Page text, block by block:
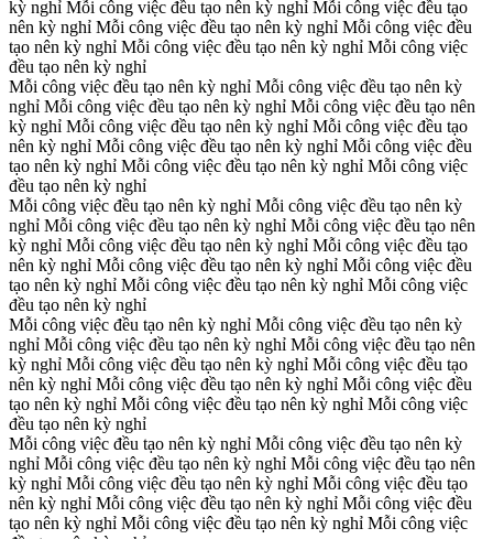
kỳ nghỉ Mỗi công việc đều tạo nên kỳ nghỉ Mỗi công việc đều tạo
nên kỳ nghỉ Mỗi công việc đều tạo nên kỳ nghỉ Mỗi công việc đều
tạo nên kỳ nghỉ Mỗi công việc đều tạo nên kỳ nghỉ Mỗi công việc
đều tạo nên kỳ nghỉ
Mỗi công việc đều tạo nên kỳ nghỉ Mỗi công việc đều tạo nên kỳ
nghỉ Mỗi công việc đều tạo nên kỳ nghỉ Mỗi công việc đều tạo nên
kỳ nghỉ Mỗi công việc đều tạo nên kỳ nghỉ Mỗi công việc đều tạo
nên kỳ nghỉ Mỗi công việc đều tạo nên kỳ nghỉ Mỗi công việc đều
tạo nên kỳ nghỉ Mỗi công việc đều tạo nên kỳ nghỉ Mỗi công việc
đều tạo nên kỳ nghỉ
Mỗi công việc đều tạo nên kỳ nghỉ Mỗi công việc đều tạo nên kỳ
nghỉ Mỗi công việc đều tạo nên kỳ nghỉ Mỗi công việc đều tạo nên
kỳ nghỉ Mỗi công việc đều tạo nên kỳ nghỉ Mỗi công việc đều tạo
nên kỳ nghỉ Mỗi công việc đều tạo nên kỳ nghỉ Mỗi công việc đều
tạo nên kỳ nghỉ Mỗi công việc đều tạo nên kỳ nghỉ Mỗi công việc
đều tạo nên kỳ nghỉ
Mỗi công việc đều tạo nên kỳ nghỉ Mỗi công việc đều tạo nên kỳ
nghỉ Mỗi công việc đều tạo nên kỳ nghỉ Mỗi công việc đều tạo nên
kỳ nghỉ Mỗi công việc đều tạo nên kỳ nghỉ Mỗi công việc đều tạo
nên kỳ nghỉ Mỗi công việc đều tạo nên kỳ nghỉ Mỗi công việc đều
tạo nên kỳ nghỉ Mỗi công việc đều tạo nên kỳ nghỉ Mỗi công việc
đều tạo nên kỳ nghỉ
Mỗi công việc đều tạo nên kỳ nghỉ Mỗi công việc đều tạo nên kỳ
nghỉ Mỗi công việc đều tạo nên kỳ nghỉ Mỗi công việc đều tạo nên
kỳ nghỉ Mỗi công việc đều tạo nên kỳ nghỉ Mỗi công việc đều tạo
nên kỳ nghỉ Mỗi công việc đều tạo nên kỳ nghỉ Mỗi công việc đều
tạo nên kỳ nghỉ Mỗi công việc đều tạo nên kỳ nghỉ Mỗi công việc